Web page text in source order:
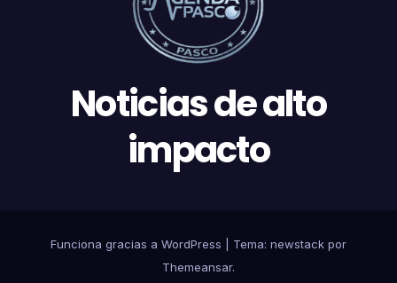
Noticias de alto
impacto
Funciona gracias a WordPress
Tema: newstack por
Themeansar.